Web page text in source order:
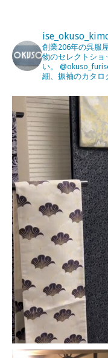
創業206年の呉服
物のセレクトショ
い。
細、振袖のカタロ